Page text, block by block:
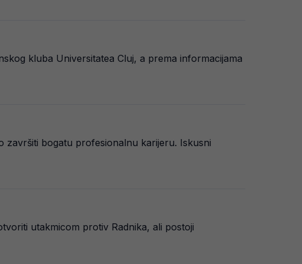
kluba Universitatea Cluj, a prema informacijama
završiti bogatu profesionalnu karijeru. Iskusni
utakmicom protiv Radnika, ali postoji